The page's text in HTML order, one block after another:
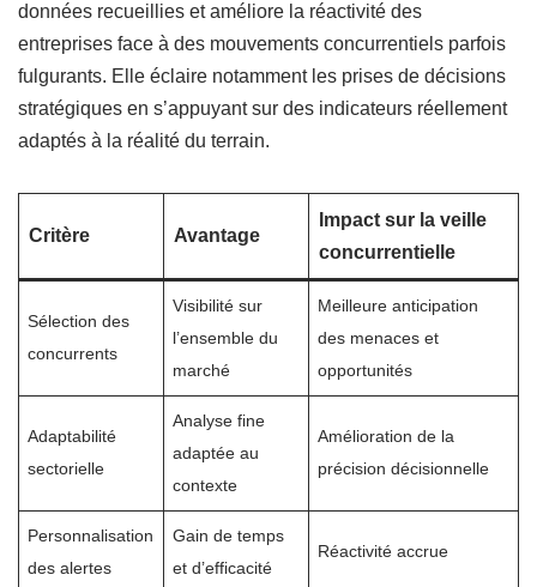
données recueillies et améliore la réactivité des
entreprises face à des mouvements concurrentiels parfois
fulgurants. Elle éclaire notamment les prises de décisions
stratégiques en s’appuyant sur des indicateurs réellement
adaptés à la réalité du terrain.
Critère Avantage
Impact sur la veille
concurrentielle
Sélection des
concurrents
Visibilité sur
l’ensemble du
marché
Meilleure anticipation
des menaces et
opportunités
Adaptabilité
sectorielle
Analyse fine
adaptée au
contexte
Amélioration de la
précision décisionnelle
Personnalisation
des alertes
Gain de temps
et d’efficacité
Réactivité accrue